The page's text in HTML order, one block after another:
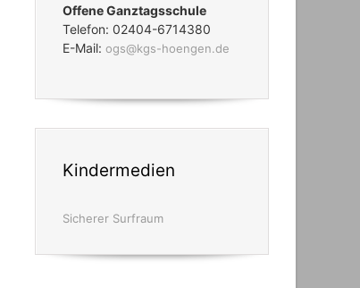
Offene Ganztagsschule
Telefon: 02404-6714380
E-Mail: ogs@kgs-hoengen.de
Kindermedien
Sicherer Surfraum